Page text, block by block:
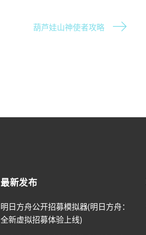
葫芦娃山神使者攻略
最新发布
明日方舟公开招募模拟器(明日方舟：
全新虚拟招募体验上线)